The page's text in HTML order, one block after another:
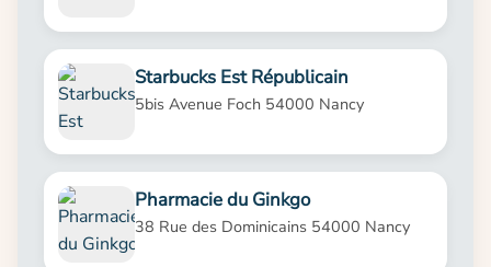
Starbucks Est Républicain
5bis Avenue Foch 54000 Nancy
Pharmacie du Ginkgo
38 Rue des Dominicains 54000 Nancy